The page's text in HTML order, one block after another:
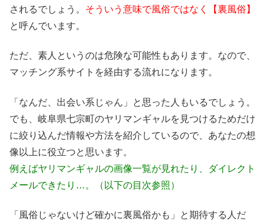
されるでしょう。 そういう意味で風俗ではなく【裏風俗】
と呼んでいます。
ただ、素人というのは危険な可能性もあります。なので、
マッチング系サイトを経由する流れになります。
「なんだ、出会い系じゃん」と思った人もいるでしょう。
でも、岐阜県七宗町のヤリマンギャルを見つけるためだけ
に絞り込んだ情報や方法を紹介しているので、あなたの想
像以上に役立つと思います。
例えばヤリマンギャルの画像一覧が見れたり、ダイレクト
メールできたり…。（以下の目次参照）
「風俗じゃないけど確かに裏風俗かも」と期待する人だ